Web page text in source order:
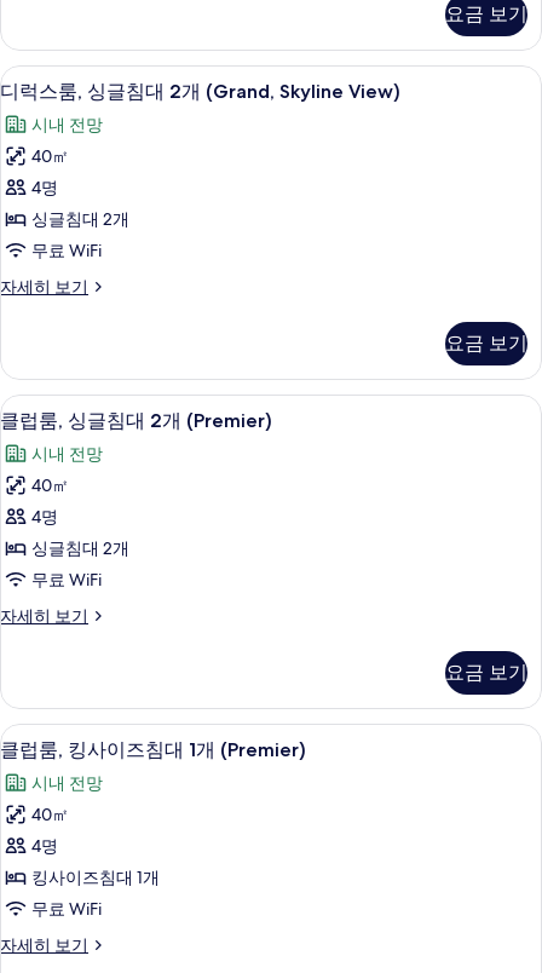
대
개
(Grand,
Skyline
View)
사
진
두
기
킹
사
이
즈
침
대
개
(Grand,
Skyline
View)
자
기
요금 보기
디
럭
스
룸,
싱
글
침
대
개
(Grand,
Skyline
View)
사
진
모
두
기
디럭스룸, 싱글침대 2개 (Grand,
8
디럭스룸, 싱글침대 2개 (Grand, Skyline View)
시내 전망
40㎡
4명
싱글침대 2개
무료 WiFi
자세히 보기
디
싱
글
침
2
개
Skyline
View)
자
세
히
요금 보기
클
럽
룸,
싱
글
침
대
2
사
진
모
두
보
기
19
클럽룸, 싱글침대 2개 (Premier)
시내 전망
40㎡
4명
싱글침대 2개
무료 WiFi
자세히 보기
클
글
침
대
개
(Premier)
세
히
보
기
요금 보기
클
럽
룸,
킹
사
이
즈
침
이집트산 면 시트, 고급 침구, 객실 내
21
클럽룸, 킹사이즈침대 1개 (Premier)
시내 전망
40㎡
4명
킹사이즈침대 1개
무료 WiFi
자세히 보기
클